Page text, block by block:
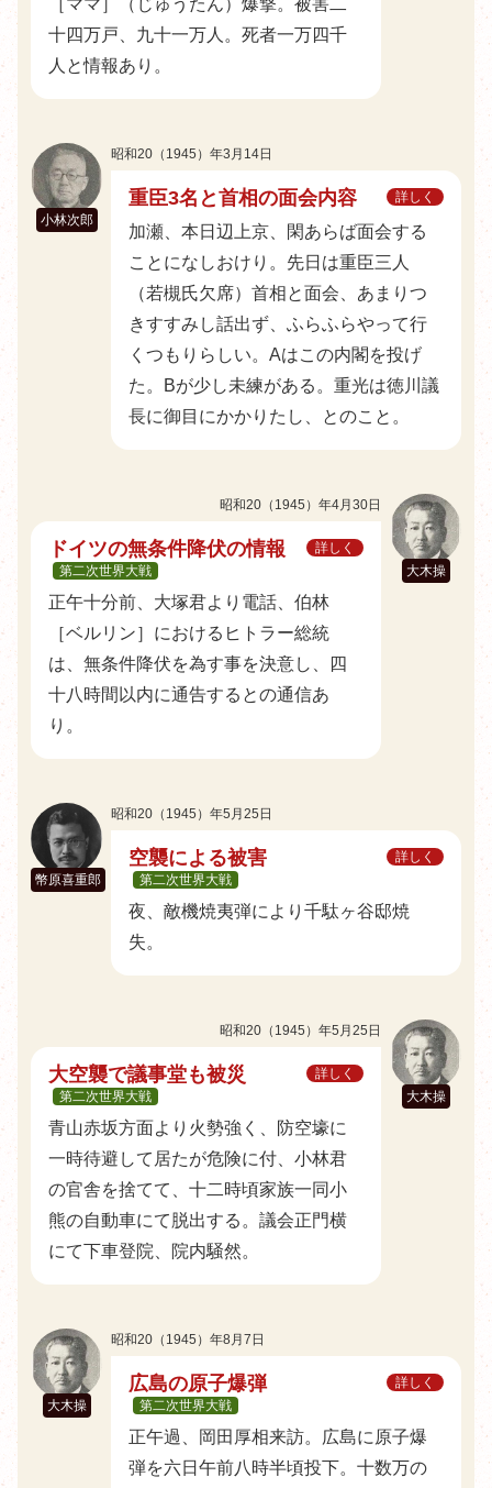
［ママ］（じゅうたん）爆撃。被害二
十四万戸、九十一万人。死者一万四千
人と情報あり。
小林次郎
昭和20（1945）年3月14日
重臣3名と首相の面会内容 詳しく
加瀬、本日辺上京、閑あらば面会する
ことになしおけり。先日は重臣三人
（若槻氏欠席）首相と面会、あまりつ
きすすみし話出ず、ふらふらやって行
くつもりらしい。Aはこの内閣を投げ
た。Bが少し未練がある。重光は徳川議
長に御目にかかりたし、とのこと。
大木操
昭和20（1945）年4月30日
ドイツの無条件降伏の情報
第二次世界大戦
詳しく
正午十分前、大塚君より電話、伯林
［ベルリン］におけるヒトラー総統
は、無条件降伏を為す事を決意し、四
十八時間以内に通告するとの通信あ
り。
幣原喜重郎
昭和20（1945）年5月25日
空襲による被害
第二次世界大戦
詳しく
夜、敵機焼夷弾により千駄ヶ谷邸焼
失。
大木操
昭和20（1945）年5月25日
大空襲で議事堂も被災
第二次世界大戦
詳しく
青山赤坂方面より火勢強く、防空壕に
一時待避して居たが危険に付、小林君
の官舎を捨てて、十二時頃家族一同小
熊の自動車にて脱出する。議会正門横
にて下車登院、院内騒然。
大木操
昭和20（1945）年8月7日
広島の原子爆弾
第二次世界大戦
詳しく
正午過、岡田厚相来訪。広島に原子爆
弾を六日午前八時半頃投下。十数万の